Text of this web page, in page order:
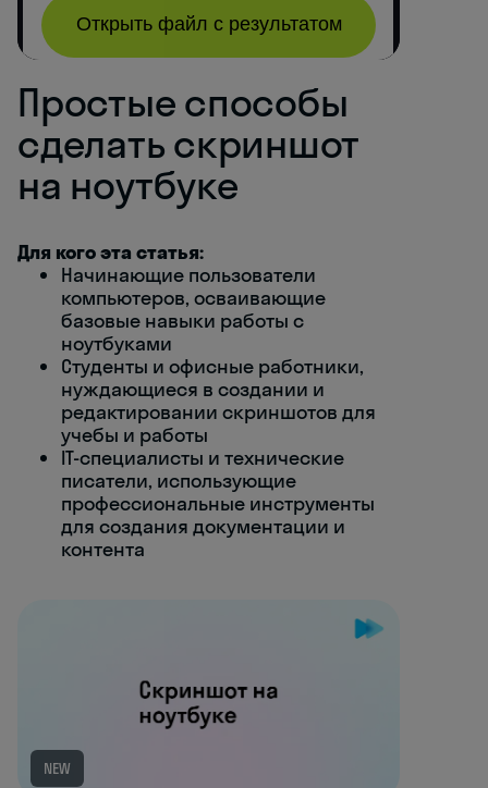
Простые способы
сделать скриншот
на ноутбуке
Для кого эта статья:
Начинающие пользователи
компьютеров, осваивающие
базовые навыки работы с
ноутбуками
Студенты и офисные работники,
нуждающиеся в создании и
редактировании скриншотов для
учебы и работы
IT-специалисты и технические
писатели, использующие
профессиональные инструменты
для создания документации и
контента
NEW